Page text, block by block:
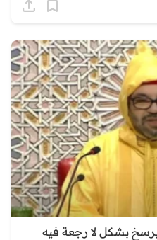
يرسخ بشكل لا رجعة فيه